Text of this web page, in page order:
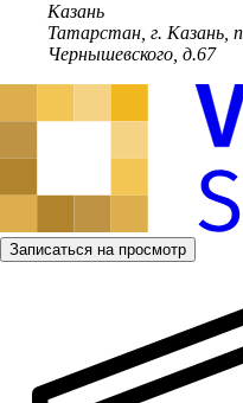
Казань
Татарстан, г. Казань,
Чернышевского, д.67
Записаться на просмотр